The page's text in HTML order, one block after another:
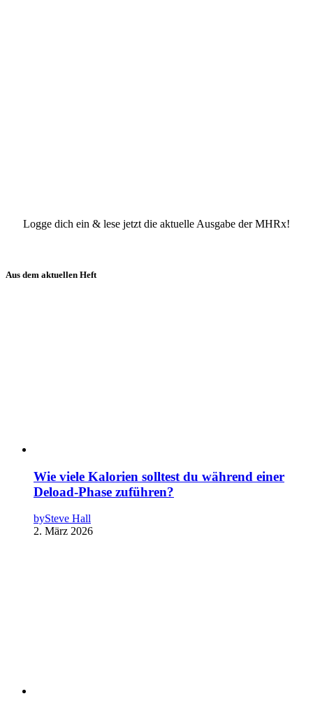
Logge dich ein & lese jetzt die aktuelle Ausgabe der MHRx!
Aus dem aktuellen Heft
Wie viele Kalorien solltest du während einer
Deload-Phase zuführen?
bySteve Hall
2. März 2026